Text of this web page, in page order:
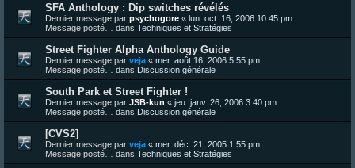
SFA Anthology : Dip switches révélés
Dernier message par psychogore « lun. oct. 16, 2006 10:45 pm
Message posté… dans Techniques et Stratégies
Street Fighter Alpha Anthology Guide
Dernier message par veja « mer. août 16, 2006 5:55 pm
Message posté… dans Discussion générale
South Park et Street Fighter !
Dernier message par JSB-kun « jeu. janv. 26, 2006 3:40 pm
Message posté… dans Discussion générale
[CVS2]
Dernier message par veja « mer. déc. 21, 2005 1:55 pm
Message posté… dans Techniques et Stratégies